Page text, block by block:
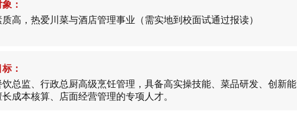
：
高，热爱川菜与酒店管理事业（需实地到校面试通过报读）
：
饮总监、行政总厨高级烹饪管理，具备高实操技能、菜品研发、创新能
长成本核算、店面经营管理的专项人才。